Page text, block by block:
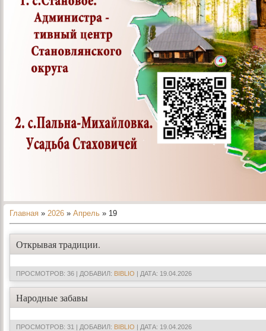
Главная » 2026 » Апрель » 19
Открывая традиции.
ПРОСМОТРОВ: 36 | ДОБАВИЛ: BIBLIO | ДАТА: 19.04.2026
Народные забавы
ПРОСМОТРОВ: 31 | ДОБАВИЛ: BIBLIO | ДАТА: 19.04.2026